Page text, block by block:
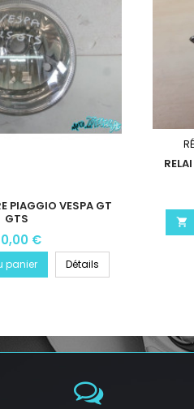
PIAGGIO VESPA GT
GTS
€
panier Détails
